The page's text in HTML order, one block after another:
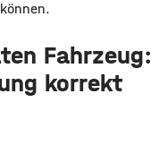
Fahrzeug:
korrekt